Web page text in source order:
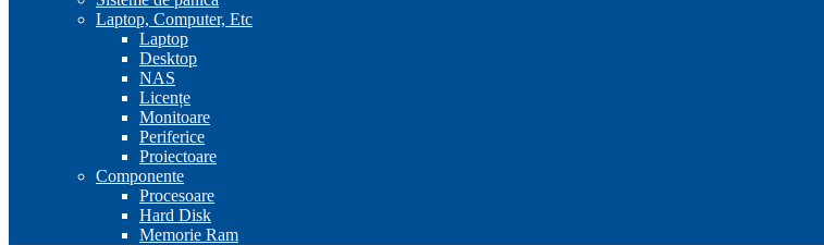
Laptop, Computer, Etc
Laptop
Desktop
NAS
Licențe
Monitoare
Periferice
Proiectoare
Componente
Procesoare
Hard Disk
Memorie Ram